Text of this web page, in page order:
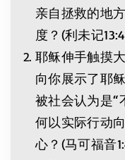
亲自拯救的地
度？(利未记
耶稣伸手触摸
向你展示了耶
被社会认为是“
何以实际行动
心？(马可福音